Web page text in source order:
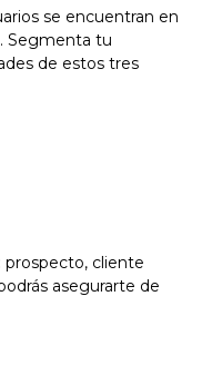
se encuentran en
Segmenta tu
de estos tres
prospecto, cliente
asegurarte de